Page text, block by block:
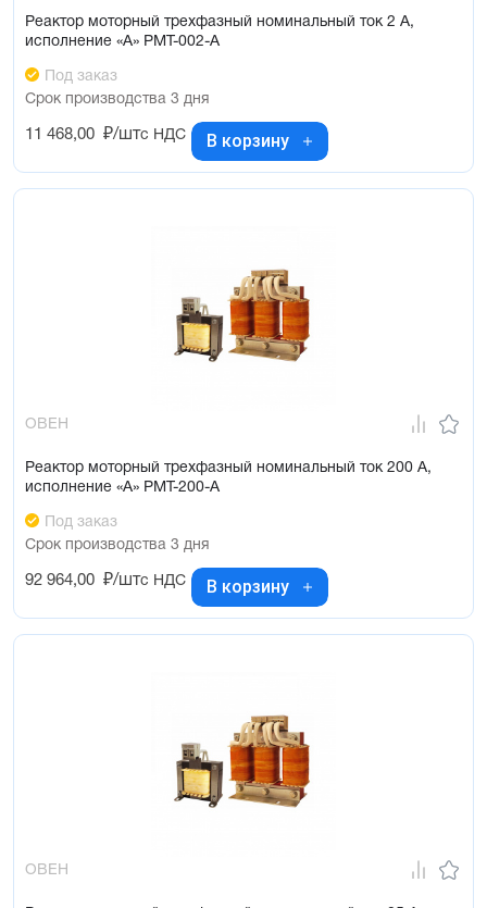
Реактор моторный трехфазный номинальный ток 2 А,
исполнение «А» РМТ-002-А
Под заказ
Срок производства 3 дня
11 468,00 ₽/штс НДС В корзину
ОВЕН
Реактор моторный трехфазный номинальный ток 200 А,
исполнение «А» РМТ-200-А
Под заказ
Срок производства 3 дня
92 964,00 ₽/штс НДС В корзину
ОВЕН